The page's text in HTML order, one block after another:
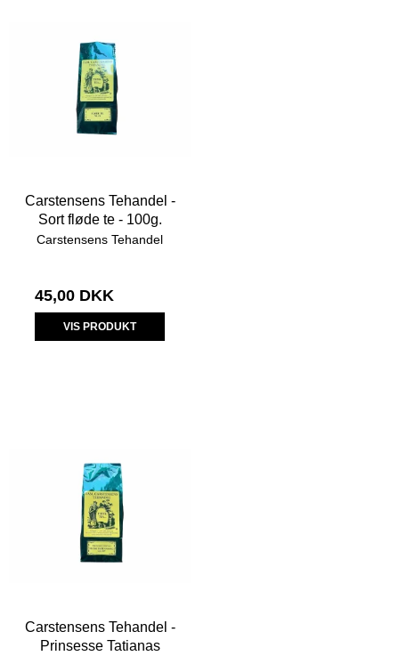
Carstensens Tehandel -
Sort fløde te - 100g.
Carstensens Tehandel
45,00 DKK
VIS PRODUKT
Carstensens Tehandel -
Prinsesse Tatianas